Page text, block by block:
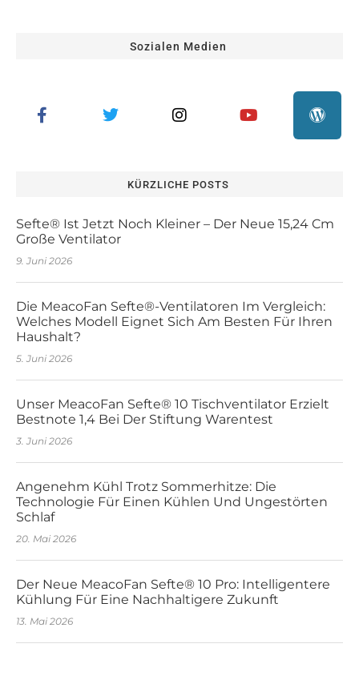
Sozialen Medien
KÜRZLICHE POSTS
Sefte® Ist Jetzt Noch Kleiner – Der Neue 15,24 Cm
Große Ventilator
9. Juni 2026
Die MeacoFan Sefte®-Ventilatoren Im Vergleich:
Welches Modell Eignet Sich Am Besten Für Ihren
Haushalt?
5. Juni 2026
Unser MeacoFan Sefte® 10 Tischventilator Erzielt
Bestnote 1,4 Bei Der Stiftung Warentest
3. Juni 2026
Angenehm Kühl Trotz Sommerhitze: Die
Technologie Für Einen Kühlen Und Ungestörten
Schlaf
20. Mai 2026
Der Neue MeacoFan Sefte® 10 Pro: Intelligentere
Kühlung Für Eine Nachhaltigere Zukunft
13. Mai 2026